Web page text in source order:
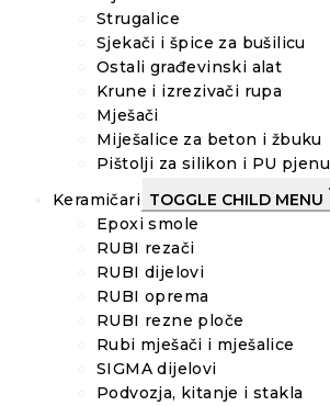
Strugalice
Sjekači i špice za bušilicu
Ostali građevinski alat
Krune i izrezivači rupa
Mješači
Miješalice za beton i žbuku
Pištolji za silikon i PU pjenu
Keramičari TOGGLE CHILD MENU
Epoxi smole
RUBI rezači
RUBI dijelovi
RUBI oprema
RUBI rezne ploče
Rubi mješači i mješalice
SIGMA dijelovi
Podvozja, kitanje i stakla